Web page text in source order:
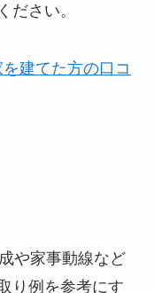
ださい。
建てた方の口コ
や家事動線など
り例を参考にす